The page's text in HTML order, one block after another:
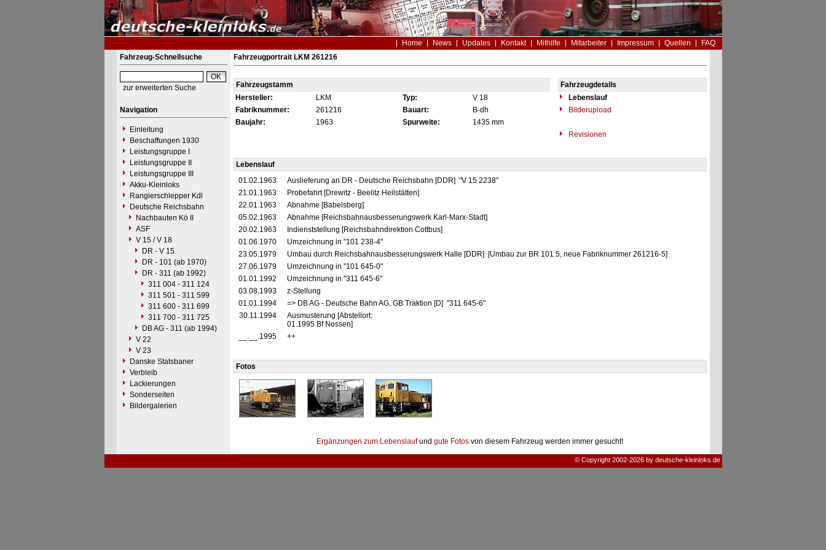
Home News Updates Kontakt Mithilfe Mitarbeiter Impressum Quellen
FAQ
Fahrzeug-Schnellsuche
zur erweiterten Suche
Navigation
Einleitung
Beschaffungen 1930
Leistungsgruppe I
Leistungsgruppe II
Leistungsgruppe III
Akku-Kleinloks
Rangierschlepper Kdl
Deutsche Reichsbahn
Nachbauten Kö II
ASF
V 15 / V 18
DR - V 15
DR - 101 (ab 1970)
DR - 311 (ab 1992)
311 004 - 311 124
311 501 - 311 599
311 600 - 311 699
311 700 - 311 725
DB AG - 311 (ab 1994)
V 22
V 23
Danske Statsbaner
Verbleib
Lackierungen
Sonderseiten
Bildergalerien
Fahrzeugportrait LKM 261216
Fahrzeugstamm
Fahrzeugdetails
Hersteller:
LKM Typ: V 18
Lebenslauf
Fabriknummer:
261216 Bauart: B-dh
Bilderupload
Baujahr:
1963 Spurweite:
1435 mm
Revisionen
Lebenslauf
01.02.1963
Auslieferung an DR - Deutsche Reichsbahn [DDR] "V 15 2238"
21.01.1963
Probefahrt [Drewitz - Beelitz Heilstätten]
22.01.1963
Abnahme [Babelsberg]
05.02.1963
Abnahme [Reichsbahnausbesserungswerk Karl-Marx-Stadt]
20.02.1963
Indienststellung [Reichsbahndirektion Cottbus]
01.06.1970
Umzeichnung in "101 238-4"
23.05.1979
Umbau durch Reichsbahnausbesserungswerk Halle [DDR] [Umbau zur BR 101.5, neue Fabriknummer 261216-5]
27.06.1979
Umzeichnung in "101 645-0"
01.01.1992
Umzeichnung in "311 645-6"
03.08.1993
z-Stellung
01.01.1994
=> DB AG - Deutsche Bahn AG, GB Traktion [D] "311 645-6"
30.11.1994
Ausmusterung [Abstellort:
01.1995 Bf Nossen]
__.__.1995
++
Fotos
Ergänzungen zum Lebenslaufund gute Fotos von diesem Fahrzeug werden immer gesucht!
© Copyright 2002-2026 by deutsche-kleinloks.de